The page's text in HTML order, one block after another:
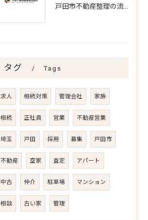
タグ Tags
求人 相続対策 管理会社 家族
相続 正社員 営業 不動産営業
埼玉 戸田 採用 募集 戸田市
不動産 空家 査定 アパート
中古 仲介 駐車場 マンション
相談 古い家 管理